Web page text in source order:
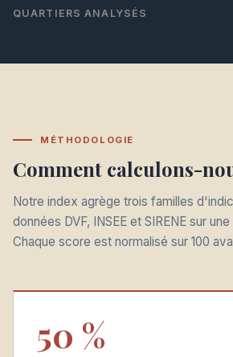
QUARTIERS ANALYSÉS
MÉTHODOLOGIE
Comment calculons-
Notre index agrège trois familles
données DVF, INSEE et SIRENE sur
Chaque score est normalisé sur 100
50 %